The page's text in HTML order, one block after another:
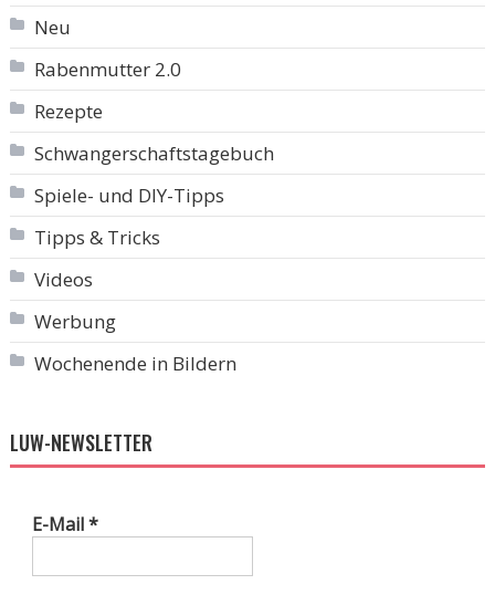
Neu
Rabenmutter 2.0
Rezepte
Schwangerschaftstagebuch
Spiele- und DIY-Tipps
Tipps & Tricks
Videos
Werbung
Wochenende in Bildern
LUW-NEWSLETTER
E-Mail*